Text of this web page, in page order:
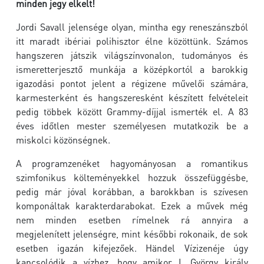
minden jegy elkelt!
Jordi Savall jelensége olyan, mintha egy reneszánszból
itt maradt ibériai polihisztor élne közöttünk. Számos
hangszeren játszik világszínvonalon, tudományos és
ismeretterjesztő munkája a középkortól a barokkig
igazodási pontot jelent a régizene művelői számára,
karmesterként és hangszeresként készített felvételeit
pedig többek között Grammy-díjjal ismerték el. A 83
éves időtlen mester személyesen mutatkozik be a
miskolci közönségnek.
A programzenéket hagyományosan a romantikus
szimfonikus költeményekkel hozzuk összefüggésbe,
pedig már jóval korábban, a barokkban is szívesen
komponáltak karakterdarabokat. Ezek a művek még
nem minden esetben rímelnek rá annyira a
megjelenített jelenségre, mint későbbi rokonaik, de sok
esetben igazán kifejezőek. Händel Vízizenéje úgy